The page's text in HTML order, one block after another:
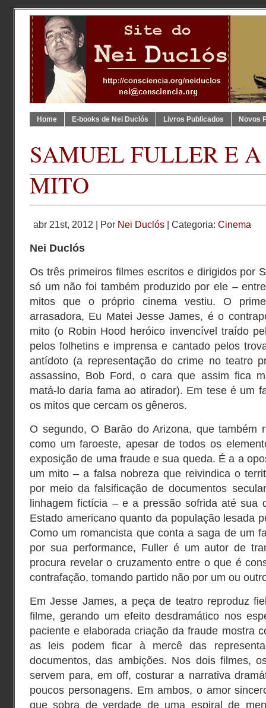
Home E-books de Nei Duclós Livros Publicados Novos
SAMUEL FULLER E
MITO
abr 21st, 2012 | Por Nei Duclós | Categoria: Cinema
Nei Duclós
Os três primeiros filmes escritos e dirigidos por
só um não foi também produzido por ele –
mitos que o próprio cinema vestiu. O
arrasadora, Eu Matei Jesse James, é o
mito (o Robin Hood heróico invencível traído
pelos folhetins e imprensa e cantado pelos
antídoto (a representação do crime no teatro
assassino, Bob Ford, o cara que assim fica
matá-lo daria fama ao atirador). Em tese é um
os mitos que cercam os gêneros.
O segundo, O Barão do Arizona, que também
como um faroeste, apesar de todos os
exposição de uma fraude e sua queda. É a a
um mito – a falsa nobreza que reivindica o
por meio da falsificação de documentos
linhagem fictícia – e a pressão sofrida até sua
Estado americano quanto da população lesada
Como um romancista que conta a saga de um
por sua performance, Fuller é um autor de
procura revelar o cruzamento entre o que é
contrafação, tomando partido não por um ou
Em Jesse James, a peça de teatro reproduz
filme, gerando um efeito desdramático nos
paciente e elaborada criação da fraude mostra
as leis podem ficar à mercê das
documentos, das ambições. Nos dois filmes,
servem para, em off, costurar a narrativa
poucos personagens. Em ambos, o amor
que sobra de verdade de uma espiral de